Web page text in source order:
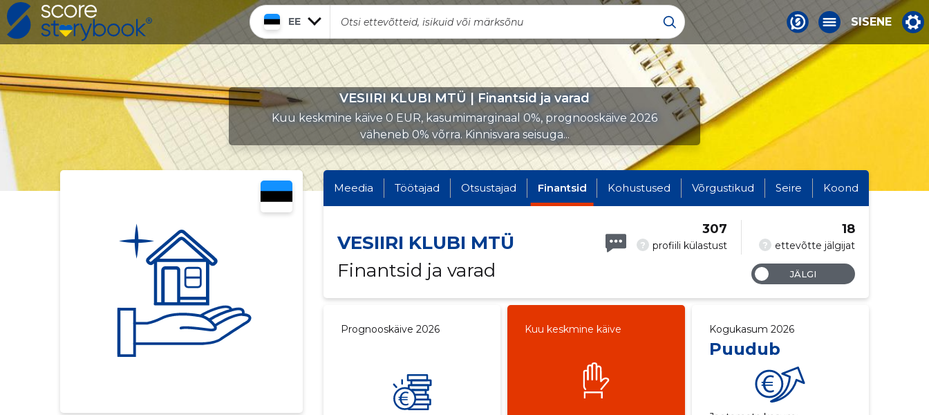
EE SISENE
VESIIRI KLUBI MTÜ | Finantsid ja varad
Kuu keskmine käive 0 EUR, kasumimarginaal 0%, prognooskäive 2026
väheneb 0% võrra. Kinnisvara seisuga...
Meedia Töötajad Otsustajad Finantsid Kohustused Võrgustikud Seire Koond
VESIIRI KLUBI MTÜ
Finantsid ja varad
? profiili külastust
307
? ettevõtte jälgijat
18
JÄLGI
Prognooskäive 2026 Kuu keskmine käive Kogukasum 2026
Puudub